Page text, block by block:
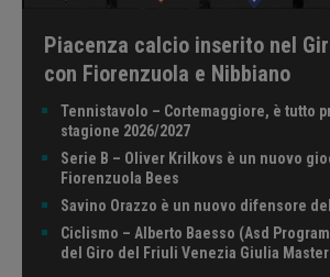
Piacenza calcio inserito nel
con Fiorenzuola e Nibbiano
Tennistavolo – Cortemaggiore, è tutto
stagione 2026/2027
Serie B – Oliver Krilkovs è un nuovo
Fiorenzuola Bees
Savino Orazzo è un nuovo difensore
Ciclismo – Alberto Baesso (Asd
del Giro del Friuli Venezia Giulia Master